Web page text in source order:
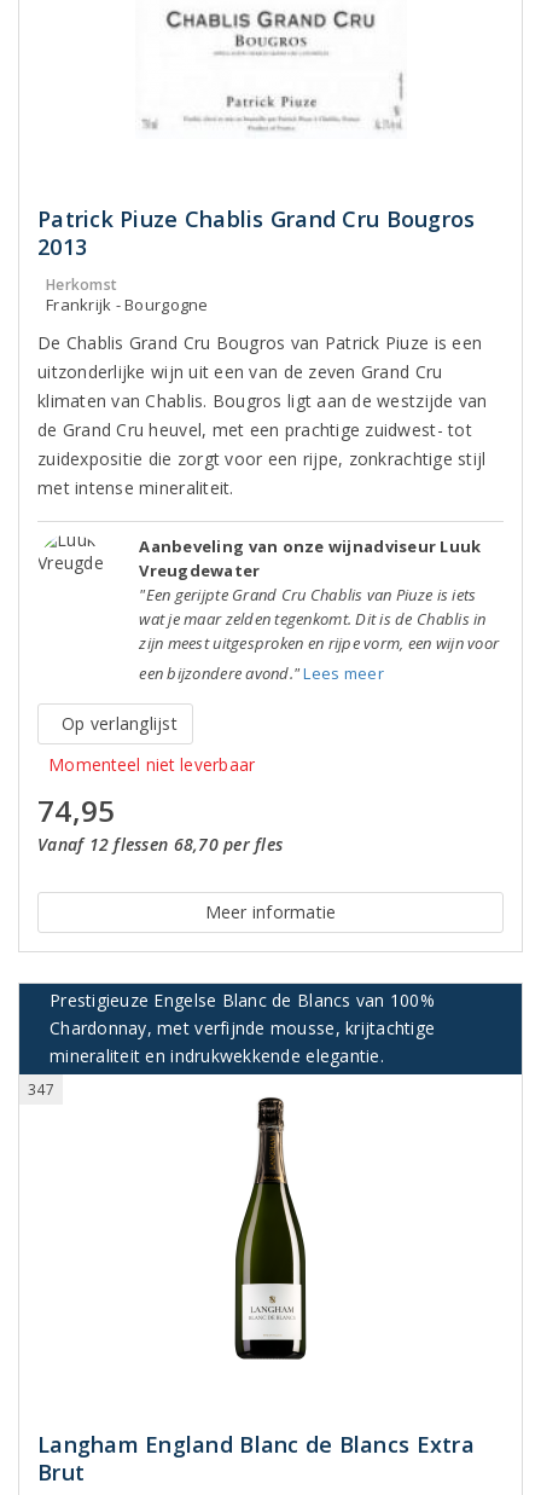
Patrick Piuze Chablis Grand Cru Bougros
2013
Herkomst
Frankrijk - Bourgogne
De Chablis Grand Cru Bougros van Patrick Piuze is een
uitzonderlijke wijn uit een van de zeven Grand Cru
klimaten van Chablis. Bougros ligt aan de westzijde van
de Grand Cru heuvel, met een prachtige zuidwest- tot
zuidexpositie die zorgt voor een rijpe, zonkrachtige stijl
met intense mineraliteit.
Aanbeveling van onze wijnadviseur Luuk
Vreugdewater
"Een gerijpte Grand Cru Chablis van Piuze is iets
wat je maar zelden tegenkomt. Dit is de Chablis in
zijn meest uitgesproken en rijpe vorm, een wijn voor
een bijzondere avond."Lees meer
Op verlanglijst
Momenteel niet leverbaar
74,95
Vanaf 12 flessen 68,70 per fles
Meer informatie
Prestigieuze Engelse Blanc de Blancs van 100%
Chardonnay, met verfijnde mousse, krijtachtige
mineraliteit en indrukwekkende elegantie.
347
Langham England Blanc de Blancs Extra
Brut